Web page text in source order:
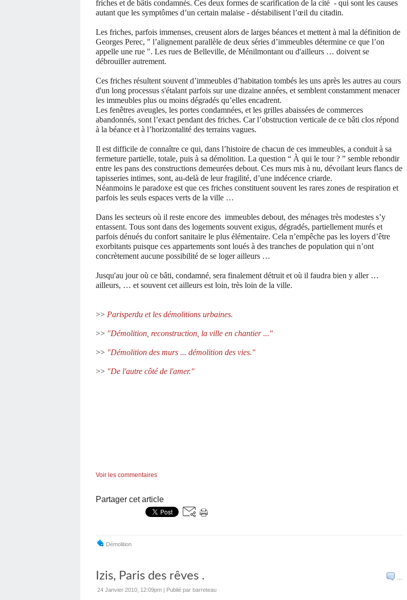
friches et de bâtis condamnés. Ces deux formes de scarification de la cité - qui sont les causes
autant que les symptômes d’un certain malaise - déstabilisent l’œil du citadin.
Les friches, parfois immenses, creusent alors de larges béances et mettent à mal la définition de
Georges Perec, " l’alignement parallèle de deux séries d’immeubles détermine ce que l’on
appelle une rue ". Les rues de Belleville, de Ménilmontant ou d'ailleurs … doivent se
débrouiller autrement.
Ces friches résultent souvent d’immeubles d’habitation tombés les uns après les autres au cours
d'un long processus s'étalant parfois sur une dizaine années, et semblent constamment menacer
les immeubles plus ou moins dégradés qu’elles encadrent.
Les fenêtres aveugles, les portes condamnées, et les grilles abaissées de commerces
abandonnés, sont l’exact pendant des friches. Car l’obstruction verticale de ce bâti clos répond
à la béance et à l’horizontalité des terrains vagues.
Il est difficile de connaître ce qui, dans l’histoire de chacun de ces immeubles, a conduit à sa
fermeture partielle, totale, puis à sa démolition. La question “ À qui le tour ? ” semble rebondir
entre les pans des constructions demeurées debout. Ces murs mis à nu, dévoilant leurs flancs de
tapisseries intimes, sont, au-delà de leur fragilité, d’une indécence criarde.
Néanmoins le paradoxe est que ces friches constituent souvent les rares zones de respiration et
parfois les seuls espaces verts de la ville …
Dans les secteurs où il reste encore des immeubles debout, des ménages très modestes s’y
entassent. Tous sont dans des logements souvent exigus, dégradés, partiellement murés et
parfois dénués du confort sanitaire le plus élémentaire. Cela n’empêche pas les loyers d’être
exorbitants puisque ces appartements sont loués à des tranches de population qui n’ont
concrètement aucune possibilité de se loger ailleurs …
Jusqu'au jour où ce bâti, condamné, sera finalement détruit et où il faudra bien y aller …
ailleurs, … et souvent cet ailleurs est loin, très loin de la ville.
>> Parisperdu et les démolitions urbaines.
>> "Démolition, reconstruction, la ville en chantier ..."
>> "Démolition des murs ... démolition des vies."
>> "De l'autre côté de l'amer."
Voir les commentaires
Partager cet article
Démolition
…
Izis, Paris des rêves .
24 Janvier 2010, 12:09pm | Publié par barreteau